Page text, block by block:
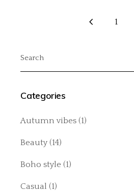
navigation
1
for:
Categories
Autumn vibes (1)
Beauty (14)
Boho style (1)
Casual (1)